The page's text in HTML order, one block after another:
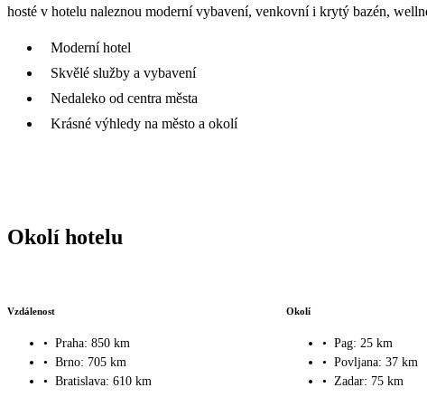
hosté v hotelu naleznou moderní vybavení, venkovní i krytý bazén,
Moderní hotel
Skvělé služby a vybavení
Nedaleko od centra města
Krásné výhledy na město a okolí
Okolí hotelu
Vzdálenost
• Praha: 850 km
• Brno: 705 km
• Bratislava: 610 km
Okolí
• Pag: 25 km
• Povljana: 37 km
•
Zadar: 75 km